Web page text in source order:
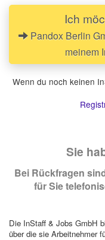
Ich
Pandox Berlin
meinem
Wenn du noch keinen
Sie
Bei Rückfragen
für Sie
Die InStaff & Jobs GmbH
über die sie Arbeitnehmer